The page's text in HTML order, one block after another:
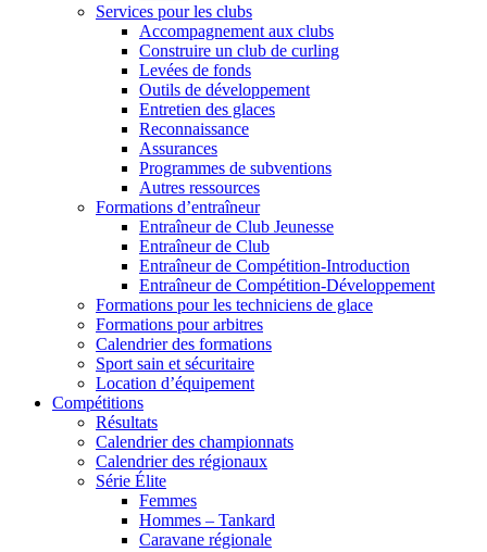
Services pour les clubs
Accompagnement aux clubs
Construire un club de curling
Levées de fonds
Outils de développement
Entretien des glaces
Reconnaissance
Assurances
Programmes de subventions
Autres ressources
Formations d’entraîneur
Entraîneur de Club Jeunesse
Entraîneur de Club
Entraîneur de Compétition-Introduction
Entraîneur de Compétition-Développement
Formations pour les techniciens de glace
Formations pour arbitres
Calendrier des formations
Sport sain et sécuritaire
Location d’équipement
Compétitions
Résultats
Calendrier des championnats
Calendrier des régionaux
Série Élite
Femmes
Hommes – Tankard
Caravane régionale